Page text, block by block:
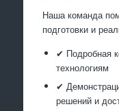
Наша команда
подготовки и
✔ Подробная
технологиям
✔
решений и